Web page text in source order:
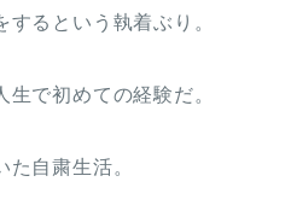
するという執着ぶり。
で初めての経験だ。
自粛生活。